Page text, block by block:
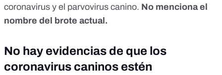
coronavirus y el parvovirus canino. No menciona el
nombre del brote actual.
No hay evidencias de que los
coronavirus caninos estén